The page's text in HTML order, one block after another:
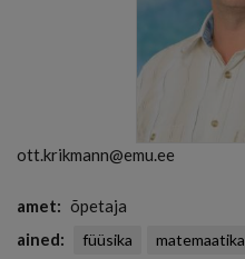
ott.krikmann@emu.ee
amet
õpetaja
ained
füüsika matemaatika